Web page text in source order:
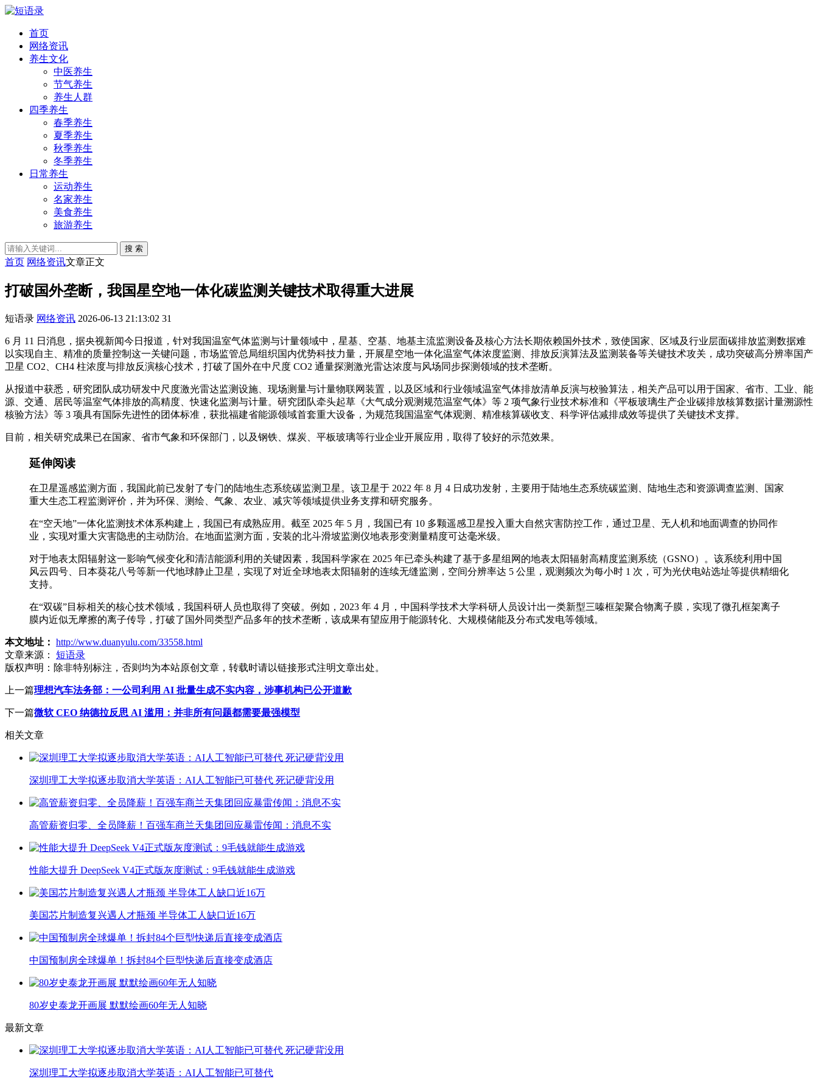
首页
网络资讯
养生文化
中医养生
节气养生
养生人群
四季养生
春季养生
夏季养生
秋季养生
冬季养生
日常养生
运动养生
名家养生
美食养生
旅游养生
搜 索
首页 网络资讯文章正文
打破国外垄断，我国星空地一体化碳监测关键技术取得重大进展
短语录 网络资讯 2026-06-13 21:13:02 31
6 月 11 日消息，据央视新闻今日报道，针对我国温室气体监测与计量领域中，星基、空基、地基主流监测设备及核心方法长期依赖国外技术，致使国家、区域及行业层面碳排放监测数据难
以实现自主、精准的质量控制这一关键问题，市场监管总局组织国内优势科技力量，开展星空地一体化温室气体浓度监测、排放反演算法及监测装备等关键技术攻关，成功突破高分辨率国产
卫星 CO2、CH4 柱浓度与排放反演核心技术，打破了国外在中尺度 CO2 通量探测激光雷达浓度与风场同步探测领域的技术垄断。
从报道中获悉，研究团队成功研发中尺度激光雷达监测设施、现场测量与计量物联网装置，以及区域和行业领域温室气体排放清单反演与校验算法，相关产品可以用于国家、省市、工业、能
源、交通、居民等温室气体排放的高精度、快速化监测与计量。研究团队牵头起草《大气成分观测规范温室气体》等 2 项气象行业技术标准和《平板玻璃生产企业碳排放核算数据计量溯源性
核验方法》等 3 项具有国际先进性的团体标准，获批福建省能源领域首套重大设备，为规范我国温室气体观测、精准核算碳收支、科学评估减排成效等提供了关键技术支撑。
目前，相关研究成果已在国家、省市气象和环保部门，以及钢铁、煤炭、平板玻璃等行业企业开展应用，取得了较好的示范效果。
延伸阅读
在卫星遥感监测方面，我国此前已发射了专门的陆地生态系统碳监测卫星。该卫星于 2022 年 8 月 4 日成功发射，主要用于陆地生态系统碳监测、陆地生态和资源调查监测、国家
重大生态工程监测评价，并为环保、测绘、气象、农业、减灾等领域提供业务支撑和研究服务。
在“空天地”一体化监测技术体系构建上，我国已有成熟应用。截至 2025 年 5 月，我国已有 10 多颗遥感卫星投入重大自然灾害防控工作，通过卫星、无人机和地面调查的协同作
业，实现对重大灾害隐患的主动防治。在地面监测方面，安装的北斗滑坡监测仪地表形变测量精度可达毫米级。
对于地表太阳辐射这一影响气候变化和清洁能源利用的关键因素，我国科学家在 2025 年已牵头构建了基于多星组网的地表太阳辐射高精度监测系统（GSNO）。该系统利用中国
风云四号、日本葵花八号等新一代地球静止卫星，实现了对近全球地表太阳辐射的连续无缝监测，空间分辨率达 5 公里，观测频次为每小时 1 次，可为光伏电站选址等提供精细化
支持。
在“双碳”目标相关的核心技术领域，我国科研人员也取得了突破。例如，2023 年 4 月，中国科学技术大学科研人员设计出一类新型三嗪框架聚合物离子膜，实现了微孔框架离子
膜内近似无摩擦的离子传导，打破了国外同类型产品多年的技术垄断，该成果有望应用于能源转化、大规模储能及分布式发电等领域。
本文地址： http://www.duanyulu.com/33558.html
文章来源：
短语录
版权声明： 除非特别标注，否则均为本站原创文章，转载时请以链接形式注明文章出处。
上一篇理想汽车法务部：一公司利用 AI 批量生成不实内容，涉事机构已公开道歉
下一篇微软 CEO 纳德拉反思 AI 滥用：并非所有问题都需要最强模型
相关文章
深圳理工大学拟逐步取消大学英语：AI人工智能已可替代 死记硬背没用
高管薪资归零、全员降薪！百强车商兰天集团回应暴雷传闻：消息不实
性能大提升 DeepSeek V4正式版灰度测试：9毛钱就能生成游戏
美国芯片制造复兴遇人才瓶颈 半导体工人缺口近16万
中国预制房全球爆单！拆封84个巨型快递后直接变成酒店
80岁史泰龙开画展 默默绘画60年无人知晓
最新文章
深圳理工大学拟逐步取消大学英语：AI人工智能已可替代